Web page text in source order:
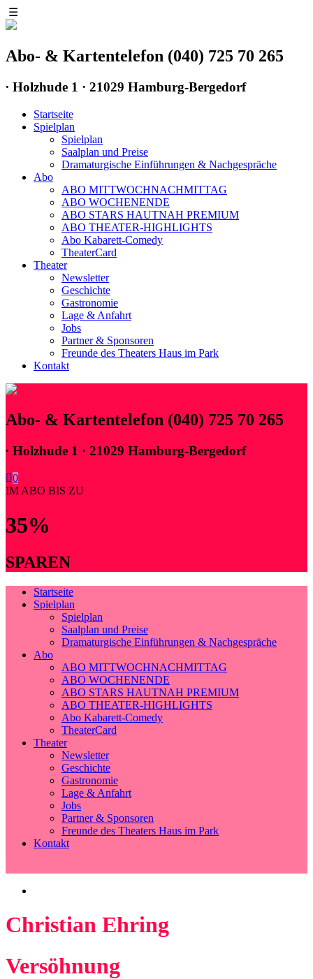
☰
Abo- & Kartentelefon (040) 725 70 265
∙ Holzhude 1 · 21029 Hamburg-Bergedorf
Startseite
Spielplan
Spielplan
Saalplan und Preise
Dramaturgische Einführungen & Nachgespräche
Abo
ABO MITTWOCHNACHMITTAG
ABO WOCHENENDE
ABO STARS HAUTNAH PREMIUM
ABO THEATER-HIGHLIGHTS
Abo Kabarett-Comedy
TheaterCard
Theater
Newsletter
Geschichte
Gastronomie
Lage & Anfahrt
Jobs
Partner & Sponsoren
Freunde des Theaters Haus im Park
Kontakt
Abo- & Kartentelefon (040) 725 70 265
∙ Holzhude 1 · 21029 Hamburg-Bergedorf
0
IM ABO BIS ZU
35%
SPAREN
Startseite
Spielplan
Spielplan
Saalplan und Preise
Dramaturgische Einführungen & Nachgespräche
Abo
ABO MITTWOCHNACHMITTAG
ABO WOCHENENDE
ABO STARS HAUTNAH PREMIUM
ABO THEATER-HIGHLIGHTS
Abo Kabarett-Comedy
TheaterCard
Theater
Newsletter
Geschichte
Gastronomie
Lage & Anfahrt
Jobs
Partner & Sponsoren
Freunde des Theaters Haus im Park
Kontakt
Christian Ehring
Versöhnung